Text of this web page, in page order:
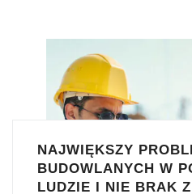
NAJWIĘKSZY
BUDOWLANYCH W
LUDZIE I NIE BRAK